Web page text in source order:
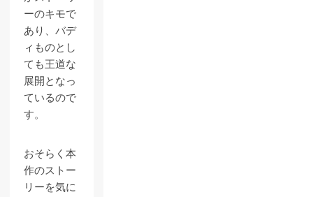
ーのキモで
あり、バデ
ィものとし
ても王道な
展開となっ
ているので
す。
おそらく本
作のストー
リーを気に